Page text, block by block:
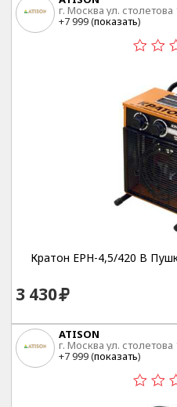
г. Москва ул. столетова
+7 999 (показать)
Кратон EPH-4,5/420 B
3 430
ATISON
г. Москва ул. столетова
+7 999 (показать)